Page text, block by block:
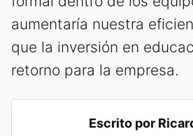
aumentaría nuestra
que la inversión en
retorno para la empresa.
Escrito por